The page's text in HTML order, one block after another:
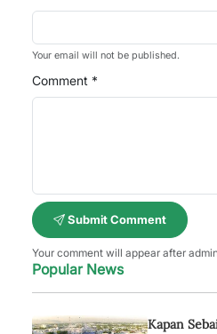
Your email will not be published.
Comment *
Submit Comment
Your comment will appear after
Popular News
Kapan